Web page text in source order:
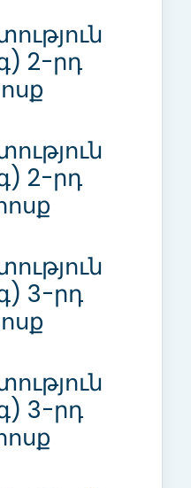
2-րդ
2-րդ
3-րդ
3-րդ